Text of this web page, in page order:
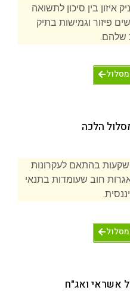
איזון בין סיכון לתשואה
פיזור וגמישות בתיק
שלהם.
הלכה
בהתאם לעקרונות
חוב שעומדות בתנאי
אשראי ואג"ח